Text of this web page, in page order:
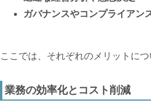
ガバナンスやコンプライアン
ここでは、それぞれのメリットにつ
業務の効率化とコスト削減